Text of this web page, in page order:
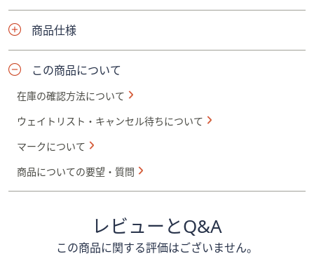
商品仕様
この商品について
在庫の確認方法について
ウェイトリスト・キャンセル待ちについて
マークについて
商品についての要望・質問
レビューとQ&A
この商品に関する評価はございません。